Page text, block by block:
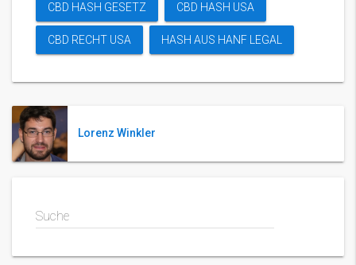
CBD HASH GESETZ CBD HASH USA
CBD RECHT USA HASH AUS HANF LEGAL
Lorenz Winkler
Suche